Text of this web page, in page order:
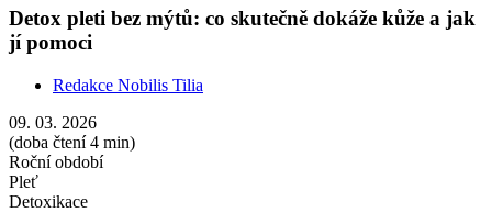
Detox pleti bez mýtů: co skutečně dokáže kůže a jak
jí pomoci
Redakce Nobilis Tilia
09. 03. 2026
(doba čtení 4 min)
Roční období
Pleť
Detoxikace